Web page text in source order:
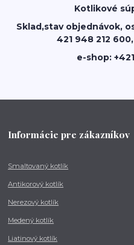
Kotlikové
Sklad,stav objednávok,
421 948 212
e-shop:
Informácie pre zákazníkov
Smaltovaný kotlík
Antikorový kotlík
Nerezový kotlík
Medený kotlík
Liatinový kotlík